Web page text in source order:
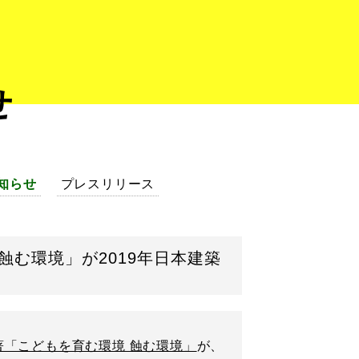
らせ プレスリリース
環境」が2019年日本建築
こどもを育む環境 蝕む環境」 が、